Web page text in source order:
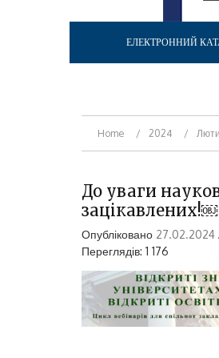
ЕЛЕКТРОННИЙ
Home 2024
До уваги
зацікавлених!￼
Опубліковано 27.02.2024
Переглядів: 1 176